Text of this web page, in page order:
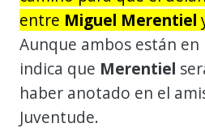
entre Miguel Merentiel
Aunque ambos están
indica que Merentiel
haber anotado en el
Juventude.